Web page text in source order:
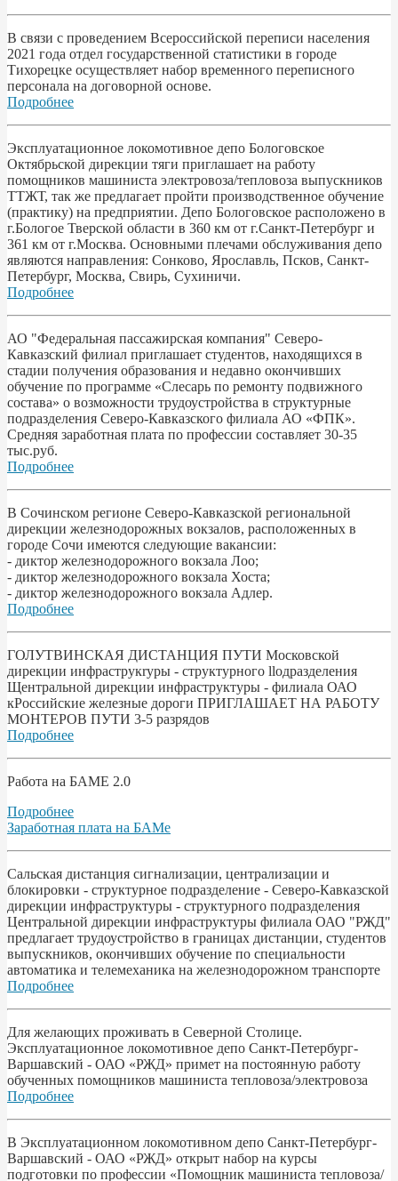
В связи с проведением Всероссийской переписи населения
2021 года отдел государственной статистики в городе
Тихорецке осуществляет набор временного переписного
персонала на договорной основе.
Подробнее
Эксплуатационное локомотивное депо Бологовское
Октябрьской дирекции тяги приглашает на работу
помощников машиниста электровоза/тепловоза выпускников
ТТЖТ, так же предлагает пройти производственное обучение
(практику) на предприятии. Депо Бологовское расположено в
г.Бологое Тверской области в 360 км от г.Санкт-Петербург и
361 км от г.Москва. Основными плечами обслуживания депо
являются направления: Сонково, Ярославль, Псков, Санкт-
Петербург, Москва, Свирь, Сухиничи.
Подробнее
АО "Федеральная пассажирская компания" Северо-
Кавказский филиал приглашает студентов, находящихся в
стадии получения образования и недавно окончивших
обучение по программе «Слесарь по ремонту подвижного
состава» о возможности трудоустройства в структурные
подразделения Северо-Кавказского филиала АО «ФПК».
Средняя заработная плата по профессии составляет 30-35
тыс.руб.
Подробнее
В Сочинском регионе Северо-Кавказской региональной
дирекции железнодорожных вокзалов, расположенных в
городе Сочи имеются следующие вакансии:
- диктор железнодорожного вокзала Лоо;
- диктор железнодорожного вокзала Хоста;
- диктор железнодорожного вокзала Адлер.
Подробнее
ГОЛУТВИНСКАЯ ДИСТАНЦИЯ ПУТИ Московской
дирекции инфраструкryры - структурного llодразделения
Щентральной дирекции инфраструктуры - филиала ОАО
кРоссийские железные дороги ПРИГЛАШАЕТ НА РАБОТУ
МОНТЕРОВ ПУТИ 3-5 разрядов
Подробнее
Работа на БАМЕ 2.0
Подробнее
Заработная плата на БАМе
Сальская дистанция сигнализации, централизации и
блокировки - структурное подразделение - Северо-Кавказской
дирекции инфраструктуры - структурного подразделения
Центральной дирекции инфраструктуры филиала ОАО "РЖД"
предлагает трудоустройство в границах дистанции, студентов
выпускников, окончивших обучение по специальности
автоматика и телемеханика на железнодорожном транспорте
Подробнее
Для желающих проживать в Северной Столице.
Эксплуатационное локомотивное депо Санкт-Петербург-
Варшавский - ОАО «РЖД» примет на постоянную работу
обученных помощников машиниста тепловоза/электровоза
Подробнее
В Эксплуатационном локомотивном депо Санкт-Петербург-
Варшавский - ОАО «РЖД» открыт набор на курсы
подготовки по профессии «Помощник машиниста тепловоза/